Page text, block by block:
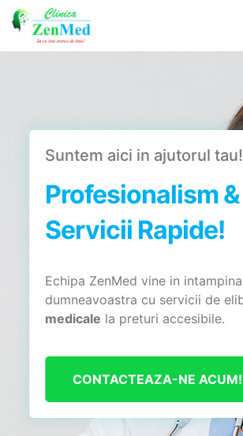
Suntem aici in ajutorul tau!
Profesionalism &
Servicii Rapide!
Echipa ZenMed vine in
dumneavoastra cu servicii de
medicale la preturi accesibile.
CONTACTEAZA-NE ACUM!